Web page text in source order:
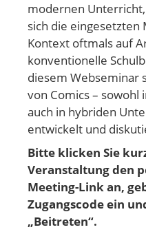
modernen
sich die eingesetzten
Kontext oftmals auf
konventionelle
diesem Webseminar
von Comics – sowohl
auch in hybriden
entwickelt und
Bitte klicken Sie
Veranstaltung den
Meeting-Link an,
Zugangscode ein
„Beitreten“.